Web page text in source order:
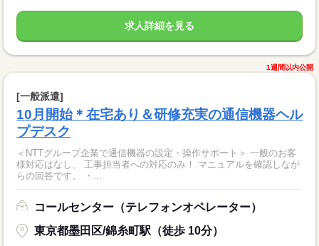
求人詳細を見る
1週間以内公開
[一般派遣]
10月開始＊在宅あり＆研修充実の通信機器ヘル
プデスク
＜NTTグループ企業で通信機器の設定・操作サポート＞ 一般のお客
様対応はなし、 工事担当者への対応のみ！ マニュアルを確認しなが
らの回答です。 ・...
コールセンター（テレフォンオペレーター）
東京都墨田区/錦糸町駅（徒歩 10分）